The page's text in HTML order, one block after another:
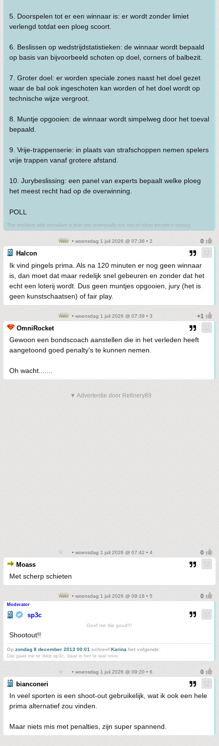
5. Doorspelen tot er een winnaar is: er wordt zonder limiet
verlengd totdat een ploeg scoort.
6. Beslissen op wedstrijdstatistieken: de winnaar wordt bepaald
op basis van bijvoorbeeld schoten op doel, corners of balbezit.
7. Groter doel: er worden speciale zones naast het doel gezet
waar de bal ook ingeschoten kan worden of het doel wordt op
technische wijze vergroot.
8. Muntje opgooien: de winnaar wordt simpelweg door het toeval
bepaald.
9. Vrije-trappenserie: in plaats van strafschoppen nemen spelers
vrije trappen vanaf grotere afstand.
10. Jurybeslissing: een panel van experts bepaalt welke ploeg
het meest recht had op de overwinning.
POLL
The problem with socialism is that you eventually run out of other people's money
• woensdag 1 juli 2026 @ 07:36 • 2
Halcon
Ik vind pingels prima. Als na 120 minuten er nog geen winnaar
is, dan moet dat maar redelijk snel gebeuren en zonder dat het
echt een loterij wordt. Dus geen muntjes opgooien, jury (het is
geen kunstschaatsen) of fair play.
• woensdag 1 juli 2026 @ 07:39 • 3
OmniRocket
Gewoon een bondscoach aanstellen die in het verleden heeft
aangetoond goed penalty's te kunnen nemen.
Oh wacht.......
▼ Advertentie door Refinery89
• woensdag 1 juli 2026 @ 07:42 • 4
Moass
Met scherp schieten
• woensdag 1 juli 2026 @ 09:18 • 5
Moderator
sp3c
Geef me die goud!!!
Shootout!!
Op zondag 8 december 2013 00:01 schreefKarina het volgende:
Dat gaat me te diep sp3c, daar is het te laat voor.
• woensdag 1 juli 2026 @ 09:20 • 6
bianconeri
In veel sporten is een shoot-out gebruikelijk, wat ik ook een hele
prima alternatief zou vinden.
Maar niets mis met penalties, zijn super spannend.